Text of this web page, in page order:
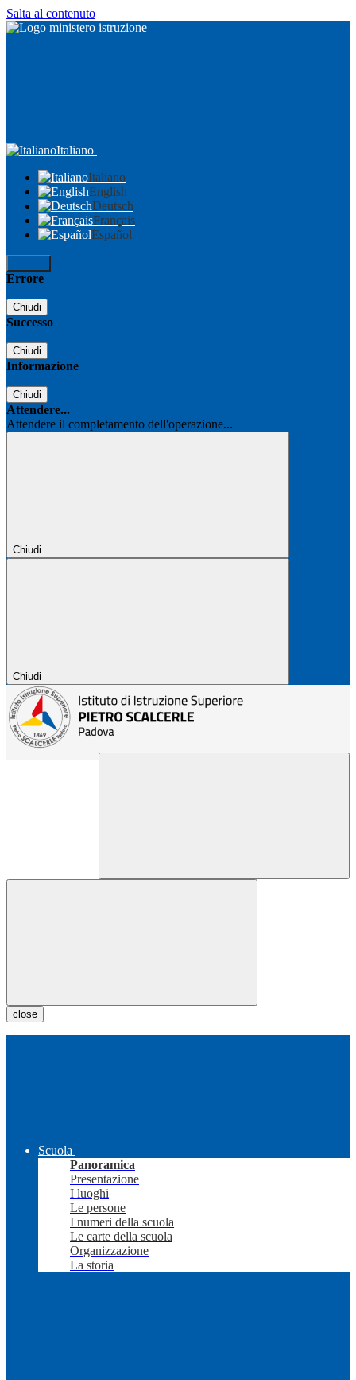
Salta al contenuto
Italiano
Italiano
English
Deutsch
Français
Español
Errore
Chiudi
Successo
Chiudi
Informazione
Chiudi
Attendere...
Attendere il completamento dell'operazione...
Chiudi
Chiudi
close
Scuola
Panoramica
Presentazione
I luoghi
Le persone
I numeri della scuola
Le carte della scuola
Organizzazione
La storia